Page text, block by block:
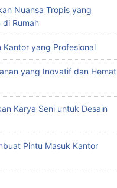
Nuansa Tropis yang
di Rumah
Kantor yang Profesional
yang Inovatif dan Hemat
Karya Seni untuk Desain
Pintu Masuk Kantor